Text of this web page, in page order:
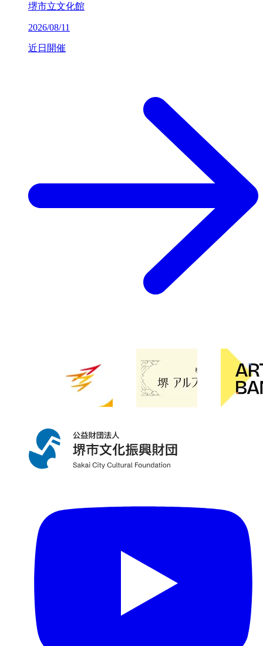
堺市立文化館
2026/08/11
近日開催